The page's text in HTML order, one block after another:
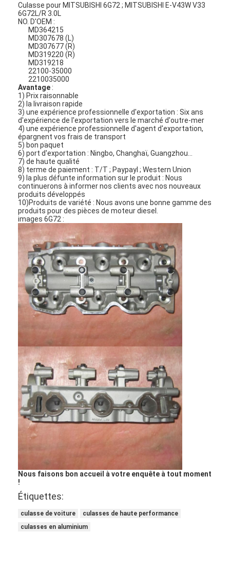
À la maison
Culasse pour MITSUBISHI 6G72 ; MITSUBISHI E-V43W V33
6G72L/R 3.0L
NO. D'OEM :
MD364215
MD307678 (L)
MD307677 (R)
MD319220 (R)
MD319218
22100-35000
2210035000
Avantage :
1) Prix raisonnable
2) la livraison rapide
3) une expérience professionnelle d'exportation : Six ans
d'expérience de l'exportation vers le marché d'outre-mer
4) une expérience professionnelle d'agent d'exportation,
épargnent vos frais de transport
5) bon paquet
6) port d'exportation : Ningbo, Changhaï, Guangzhou…
7) de haute qualité
8) terme de paiement : T/T ; Paypayl ; Western Union
9) la plus défunte information sur le produit : Nous
continuerons à informer nos clients avec nos nouveaux
produits développés
10)Produits de variété : Nous avons une bonne gamme des
produits pour des pièces de moteur diesel.
images 6G72 :
Nous faisons bon accueil à votre enquête à tout moment
!
Étiquettes:
culasse de voiture
culasses de haute performance
culasses en aluminium